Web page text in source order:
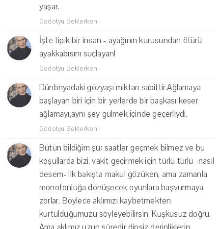
yaşar.
Godotyu Beklerken ·
İşte tipik bir insan - ayağının kurusundan ötürü
ayakkabısını suçlayan!
Godotyu Beklerken ·
Dünbnyadaki gözyaşı miktarı sabittir.Ağlamaya
başlayan biri için bir yerlerde bir başkası keser
ağlamayı,aynı şey gülmek içinde geçerliydi.
Godotyu Beklerken ·
Bütün bildiğim şu: saatler geçmek bilmez ve bu
koşullarda bizi, vakit geçirmek için türlü türlü -nasıl
desem- ilk bakışta makul gözüken, ama zamanla
monotonluğa dönüşecek oyunlara başvurmaya
zorlar. Böylece aklımızı kaybetmekten
kurtulduğumuzu söyleyebilirsin. Kuşkusuz doğru.